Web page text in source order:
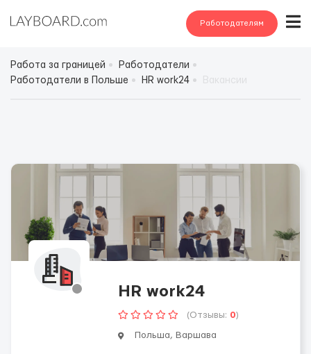
Работодателям
Работа за границей
Работодатели
Работодатели в Польше
HR work24
HR work24
(Отзывы: 0)
Польша, Варшава